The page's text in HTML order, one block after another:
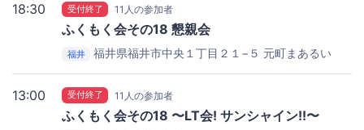
18:30 受付終了 11人の参加者
ふくもく会その18 懇親会
福井 福井県福井市中央１丁目２１−５ 元町まあるい
13:00 受付終了 11人の参加者
ふくもく会その18 〜LT会! サンシャイン!!〜